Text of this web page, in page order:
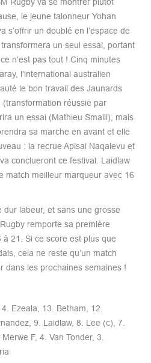
le jeune talonneur Yohan
s’offrir un doublé en l’espace de
un seul essai, portant
n’est pas tout ! Cinq minutes
l’international australien
le bon travail des Jaunards
réussie par
un essai (Mathieu Smaili), mais
sa marche en avant et elle
: la recrue Apisai Naqalevu et
conclueront ce festival. Laidlaw
match meilleur marqueur avec 16
dur labeur, et sans une grosse
remporte sa première
21. Si ce score est plus que
cela ne reste qu’un match
dans les prochaines semaines !
Ezeala, 13. Betham, 12.
9. Laidlaw, 8. Lee (c), 7.
F, 4. Van Tonder, 3.